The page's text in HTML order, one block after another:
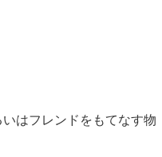
はフレンドをもてなす物